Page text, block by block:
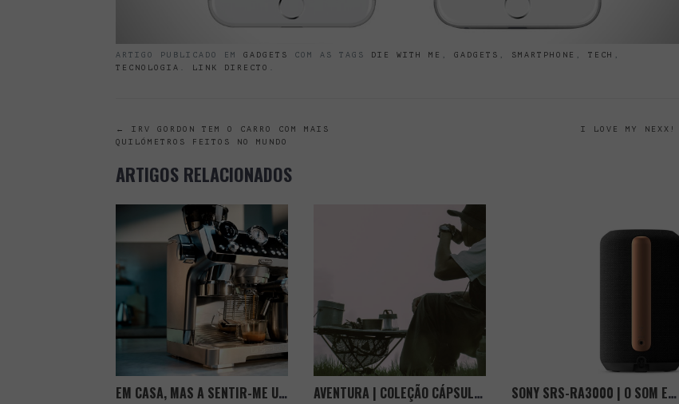
ARTIGO PUBLICADO EM GADGETS COM AS TAGS DIE WITH ME , GADGETS , SMARTPHONE , TECH ,
TECNOLOGIA . LINK DIRECTO .
POST
NAVIGATION
←
IRV GORDON TEM O CARRO COM MAIS
QUILÓMETROS FEITOS NO MUNDO
I LOVE MY NEXX!
ARTIGOS RELACIONADOS
EM CASA, MAS A SENTIR-ME UM EXPERT NO CAFÉ AVENTURA | COLEÇÃO CÁPSULA DA INVINCIBLE COM A HELINOX SONY SRS-RA3000 | O SOM EM 360º